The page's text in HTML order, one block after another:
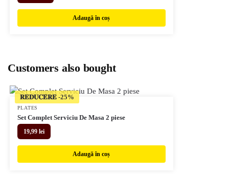
Adaugă în coș
Customers also bought
𝐑𝐄𝐃𝐔𝐂𝐄𝐑𝐄
PLATES
Set Complet Serviciu De Masa 2 piese
19,99 lei
Adaugă în coș